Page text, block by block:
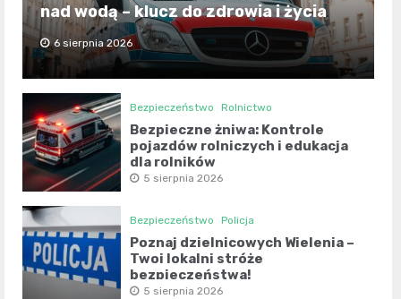
nad wodą – klucz do zdrowia i życia
6 sierpnia 2026
Bezpieczeństwo Rolnictwo
Bezpieczne żniwa: Kontrole
pojazdów rolniczych i edukacja
dla rolników
5 sierpnia 2026
Bezpieczeństwo Policja
Poznaj dzielnicowych Wielenia –
Twoi lokalni stróże
bezpieczeństwa!
5 sierpnia 2026